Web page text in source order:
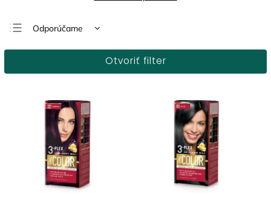
Odporúčame
Najlacnejšie
Abecedne
Otvoriť filter